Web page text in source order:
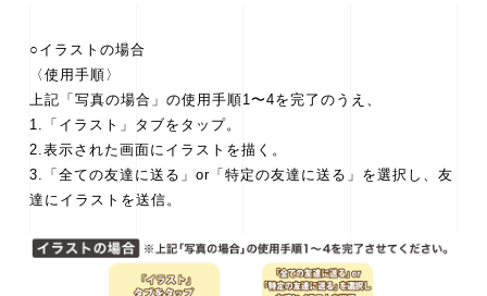
○イラストの場合
〈使用手順〉
上記「写真の場合」の使用手順1〜4を完了のうえ、
1.「イラスト」タブをタップ。
2.表示された画面にイラストを描く。
3.「全ての友達に送る」or「特定の友達に送る」を選択し、友
達にイラストを送信。